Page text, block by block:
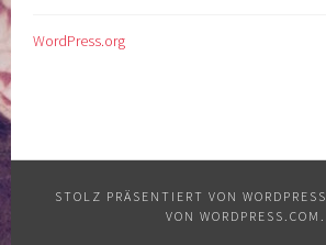
WordPress.org
STOLZ PRÄSENTIERT VON WORDPRESS
VON WORDPRESS.COM